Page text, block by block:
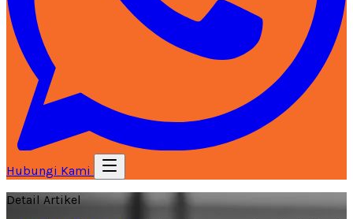
Hubungi Kami
Detail Artikel